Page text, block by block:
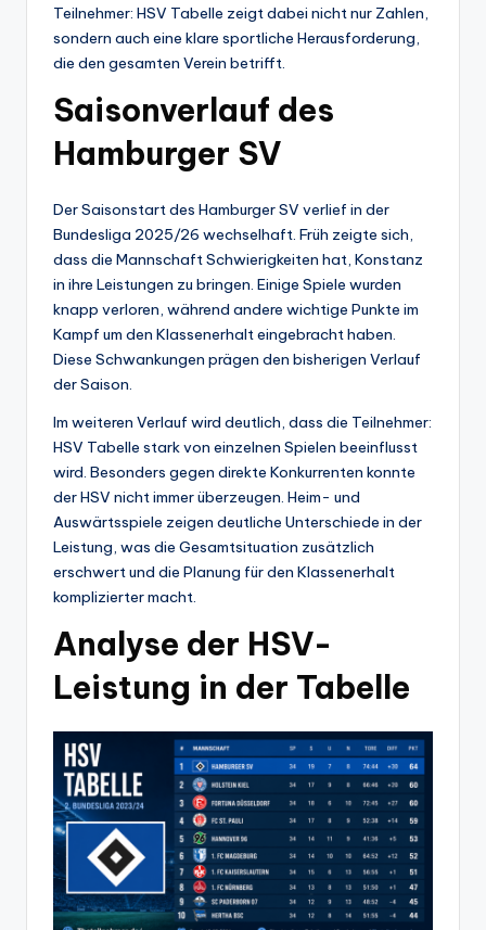
Teilnehmer: HSV Tabelle zeigt dabei nicht nur Zahlen,
sondern auch eine klare sportliche Herausforderung,
die den gesamten Verein betrifft.
Saisonverlauf des
Hamburger SV
Der Saisonstart des Hamburger SV verlief in der
Bundesliga 2025/26 wechselhaft. Früh zeigte sich,
dass die Mannschaft Schwierigkeiten hat, Konstanz
in ihre Leistungen zu bringen. Einige Spiele wurden
knapp verloren, während andere wichtige Punkte im
Kampf um den Klassenerhalt eingebracht haben.
Diese Schwankungen prägen den bisherigen Verlauf
der Saison.
Im weiteren Verlauf wird deutlich, dass die Teilnehmer:
HSV Tabelle stark von einzelnen Spielen beeinflusst
wird. Besonders gegen direkte Konkurrenten konnte
der HSV nicht immer überzeugen. Heim- und
Auswärtsspiele zeigen deutliche Unterschiede in der
Leistung, was die Gesamtsituation zusätzlich
erschwert und die Planung für den Klassenerhalt
komplizierter macht.
Analyse der HSV-
Leistung in der Tabelle